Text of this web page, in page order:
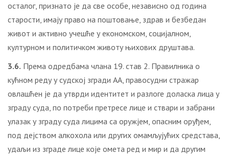
осталог, признато је да све особе, независно од година
старости, имају право на поштовање, здрав и безбедан
живот и активно учешће у економском, социјалном,
културном и политичком животу њихових друштава.
3.6. Према одредбама члана 19. став 2. Правилника о
кућном реду у судској згради АА, правосудни стражар
овлашћен је да утврди идентитет и разлоге доласка лица у
зграду суда, по потреби претресе лице и ствари и забрани
улазак у зграду суда лицима са оружјем, опасним оруђем,
под дејством алкохола или других омамљујућих средстава,
удаљи из зграде лице које омета ред и мир и да другим